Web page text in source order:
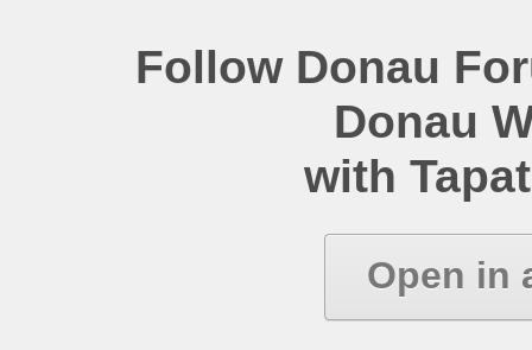
Follow Donau
Donau
with
Open in